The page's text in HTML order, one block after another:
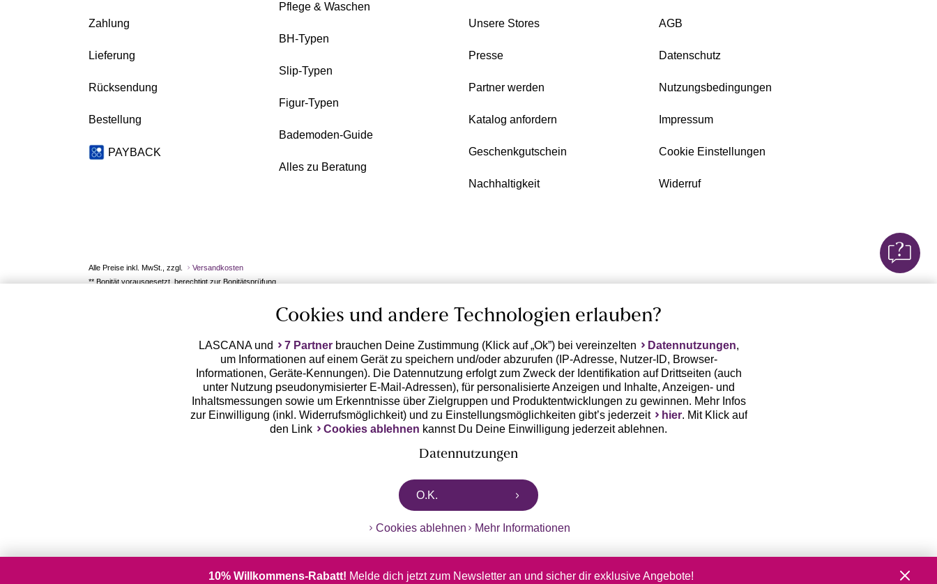
Zahlung
Lieferung
Rücksendung
Bestellung
PAYBACK
Pflege & Waschen
BH-Typen
Slip-Typen
Figur-Typen
Bademoden-Guide
Alles zu Beratung
Unsere Stores
Presse
Partner werden
Katalog anfordern
Geschenkgutschein
Nachhaltigkeit
AGB
Datenschutz
Nutzungsbedingungen
Impressum
Cookie Einstellungen
Widerruf
Alle Preise inkl. MwSt., zzgl.
Versandkosten
** Bonität vorausgesetzt, berechtigt zur Bonitätsprüfung
Cookies und andere Technologien erlauben?
LASCANA und 7 Partnerbrauchen Deine Zustimmung (Klick auf „Ok”) bei vereinzelten Datennutzungen,
um Informationen auf einem Gerät zu speichern und/oder abzurufen (IP-Adresse, Nutzer-ID, Browser-
Informationen, Geräte-Kennungen). Die Datennutzung erfolgt zum Zweck der Identifikation auf Drittseiten (auch
unter Nutzung pseudonymisierter E-Mail-Adressen), für personalisierte Anzeigen und Inhalte, Anzeigen- und
Inhaltsmessungen sowie um Erkenntnisse über Zielgruppen und Produktentwicklungen zu gewinnen. Mehr Infos
zur Einwilligung (inkl. Widerrufsmöglichkeit) und zu Einstellungsmöglichkeiten gibt’s jederzeit
hier. Mit Klick auf
den Link
Cookies ablehnen kannst Du Deine Einwilligung jederzeit ablehnen.
Datennutzungen
LASCANA arbeitet mit Partnern zusammen, die von deinem Endgerät abgerufene Daten (Trackingdaten) oder die
von uns übermittelten pseudonymisierten Daten zur Aussteuerung unserer Werbung sowie auch zu eigenen
Erhebung der Trackingdaten bzw. die Übermittlung deiner pseudonymisierten Daten, sondern auch deren
deine pseudonymisierten Daten erst dann übermittelt, wenn du auf den in dem Banner auf www.lascana.de / APP
wiedergebenden Button „OK” anklickst. Bei den Partnern handelt es sich um die folgenden Unternehmen:
O.K.
Cookies ablehnen Mehr Informationen
10% Willkommens-Rabatt! Melde dich jetzt zum Newsletter an und sicher dir exklusive Angebote!